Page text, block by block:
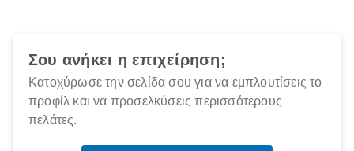
Σου ανήκει η επιχείρηση;
Κατοχύρωσε την σελίδα σου για να εμπλουτίσεις το
προφίλ και να προσελκύσεις περισσότερους
πελάτες.